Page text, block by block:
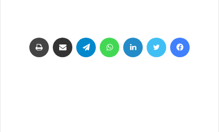
فيسبوك تويتر لينكدإن واتساب تيلقرام مشاركة عبر البريد